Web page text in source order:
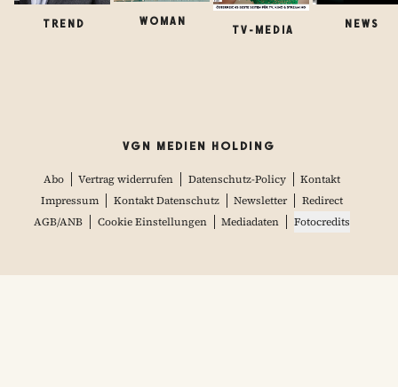
TREND WOMAN
TV-MEDIA
NEWS
VGN MEDIEN HOLDING
Abo Vertrag widerrufen Datenschutz-Policy
Kontakt
Impressum
Kontakt Datenschutz Newsletter
Redirect
AGB/ANB
Cookie Einstellungen Mediadaten Fotocredits